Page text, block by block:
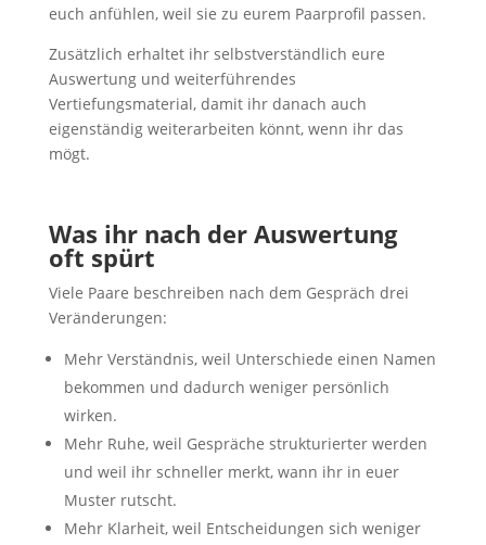
euch anfühlen, weil sie zu eurem Paarprofil passen.
Zusätzlich erhaltet ihr selbstverständlich eure
Auswertung und weiterführendes
Vertiefungsmaterial, damit ihr danach auch
eigenständig weiterarbeiten könnt, wenn ihr das
mögt.
Was ihr nach der Auswertung
oft spürt
Viele Paare beschreiben nach dem Gespräch drei
Veränderungen:
Mehr Verständnis, weil Unterschiede einen Namen
bekommen und dadurch weniger persönlich
wirken.
Mehr Ruhe, weil Gespräche strukturierter werden
und weil ihr schneller merkt, wann ihr in euer
Muster rutscht.
Mehr Klarheit, weil Entscheidungen sich weniger